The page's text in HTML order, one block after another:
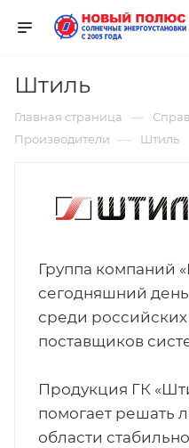
Штиль
Главная страница —
Производители — Штиль
Группа компаний
сегодняшний
среди
поставщиков
Продукция ГК
помогает решать
области